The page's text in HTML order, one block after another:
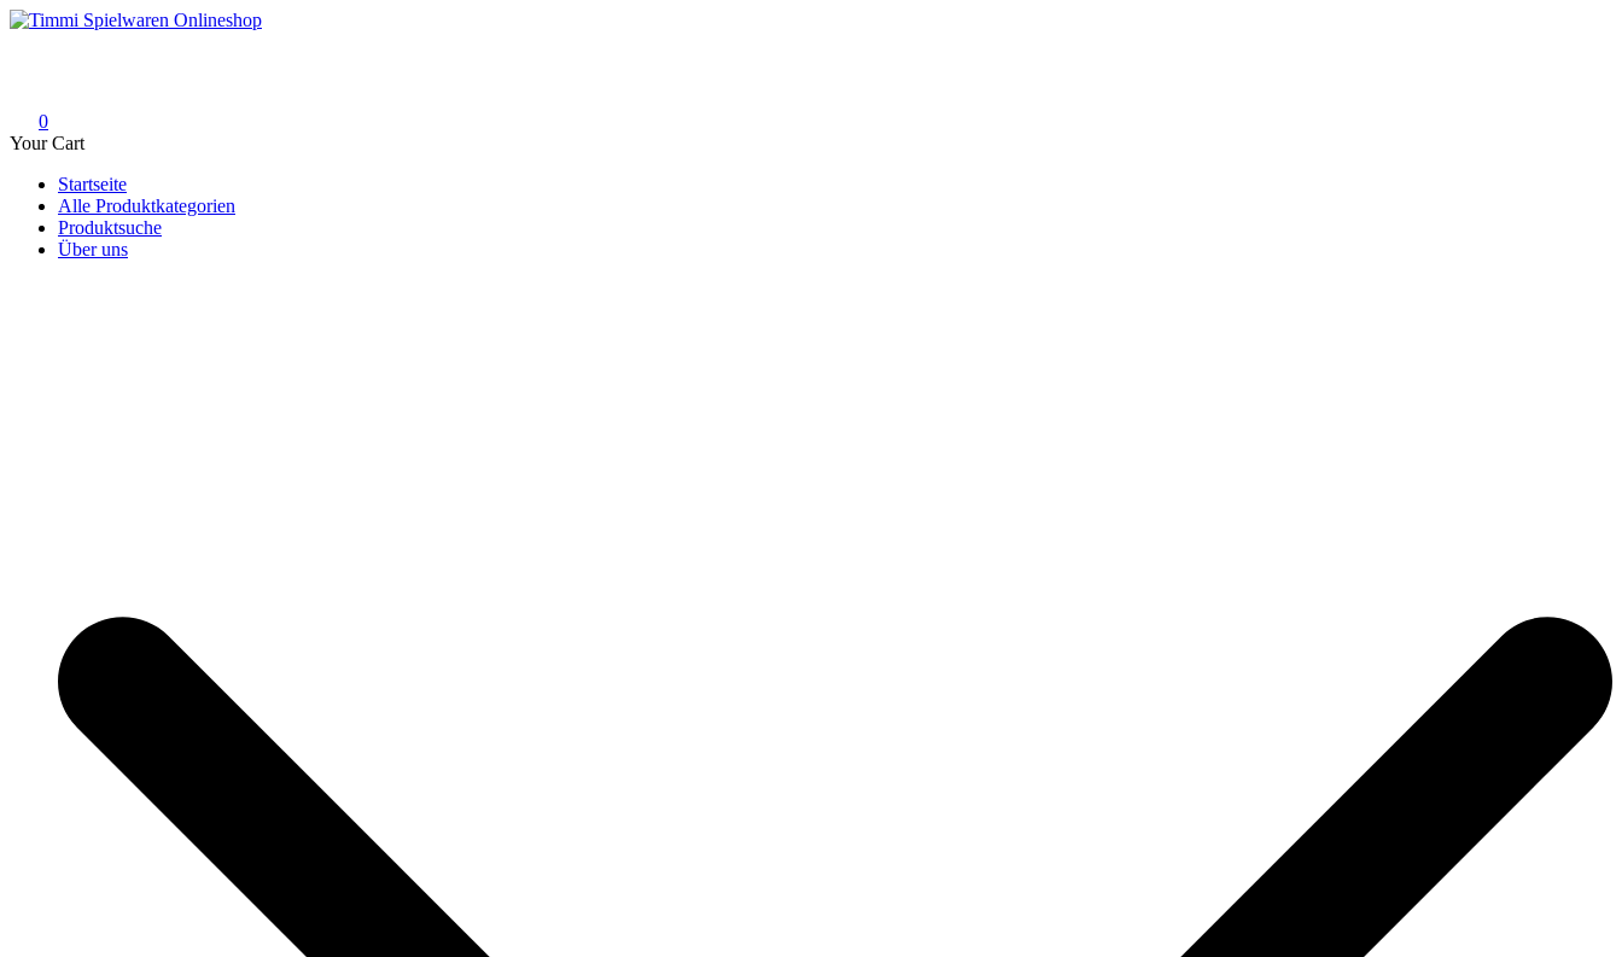
Skip
0
Your Cart
Startseite
Alle Produktkategorien
Produktsuche
Über uns